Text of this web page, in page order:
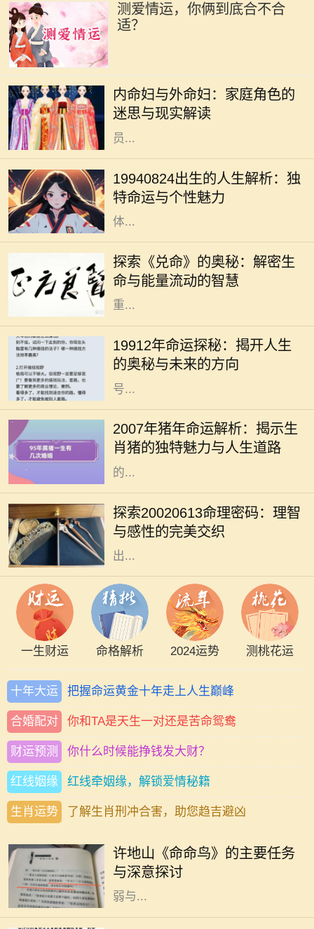
测爱情运，你俩到底合不合
适？
内命妇与外命妇：家庭角色的
迷思与现实解读
员的角色有着深厚的历史渊源。内命
妇与外命妇两个概念，时常引发人们
的思考与讨论。它们不仅仅是家庭成
员...
19940824出生的人生解析：独
特命运与个性魅力
1994年8月24日，许多人在这个时刻
降生，承载着独特的命运与个性。这
一天，由于其日期的特殊性，赋予了
出生在这一天的人成为不同寻常的个
体...
探索《兑命》的奥秘：解密生
命与能量流动的智慧
在浩瀚的中华文化中，易经作为一部
经典之作，不仅传承了千年智慧，更
为我们提供了洞察生活与生命的独特
视角。其中，《兑命》作为易经中的
重...
19912年命运探秘：揭开人生
的奥秘与未来的方向
在我们的生命旅程中，许多人常常会
好奇自己命运的轨迹以及未来的走
向，而“19912年”这一数字又代表着
什么呢？它可能是一个深奥的命理符
号...
2007年猪年命运解析：揭示生
肖猪的独特魅力与人生道路
生肖猪是中国传统文化中的一种重要
象征，与其相关的命运常常引发广泛
的讨论。2007年是猪年，而出生于这
一年的朋友们，常常被认为拥有独特
的...
探索20020613命理密码：理智
与感性的完美交织
命理学，无论在古代还是现代，都给
人们提供了一种解读自身性格与命运
的方式。在这其中，出生日期的解读
是一个重要的环节。2002年6月13日
出...
一生财运 命格解析 2024运势 测桃花运
十年大运 把握命运黄金十年走上人生巅峰
合婚配对 你和TA是天生一对还是苦命鸳鸯
财运预测 你什么时候能挣钱发大财？
红线姻缘 红线牵姻缘，解锁爱情秘籍
生肖运势 了解生肖刑冲合害，助您趋吉避凶
许地山《命命鸟》的主要任务
与深意探讨
许地山是一位杰出的作家，他的作品
《命命鸟》是一部引人注目的小说，
生动展示了人性、命运以及生命的脆
弱与...
在中国传统命理学中，出生时辰对一
个人的性格、命运有着重要的影响。